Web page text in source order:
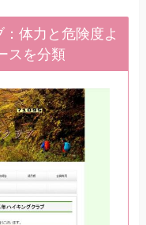
体力と危険度よ
スを分類